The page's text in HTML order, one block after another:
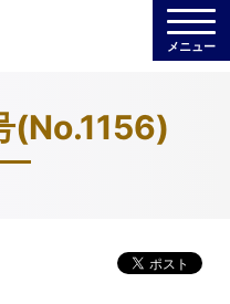
メニュー
(No.1156)